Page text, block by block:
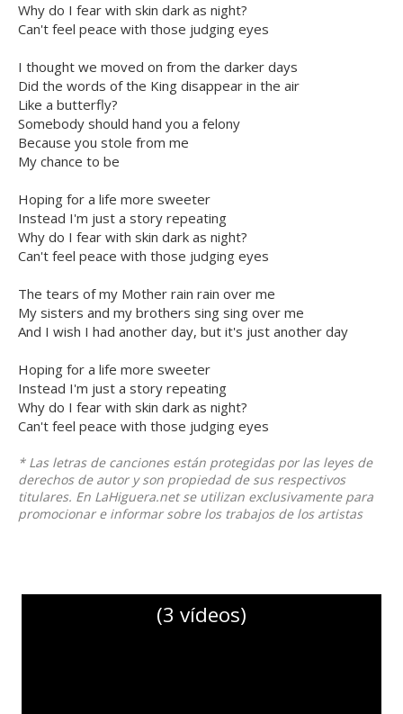
Why do I fear with skin dark as night?
Can't feel peace with those judging eyes
I thought we moved on from the darker days
Did the words of the King disappear in the air
Like a butterfly?
Somebody should hand you a felony
Because you stole from me
My chance to be
Hoping for a life more sweeter
Instead I'm just a story repeating
Why do I fear with skin dark as night?
Can't feel peace with those judging eyes
The tears of my Mother rain rain over me
My sisters and my brothers sing sing over me
And I wish I had another day, but it's just another day
Hoping for a life more sweeter
Instead I'm just a story repeating
Why do I fear with skin dark as night?
Can't feel peace with those judging eyes
* Las letras de canciones están protegidas por las leyes de
derechos de autor y son propiedad de sus respectivos
titulares. En LaHiguera.net se utilizan exclusivamente para
promocionar e informar sobre los trabajos de los artistas
(3 vídeos)